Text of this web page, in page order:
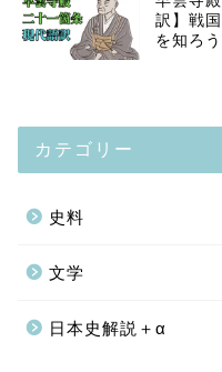
訳】戦
を知ろう
カテゴリー
史料
文学
日本史解説＋α